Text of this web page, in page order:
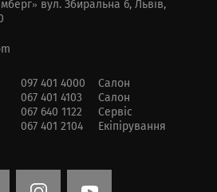
вул. Збиральна 6, Львів,
097 401 4000
Салон
067 401 4103
Салон
067 640 1122
Сервіс
067 401 2104
Екіпірування